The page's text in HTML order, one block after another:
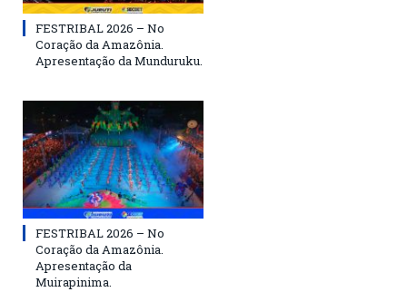
FESTRIBAL 2026 – No
Coração da Amazônia.
Apresentação da Munduruku.
FESTRIBAL 2026 – No
Coração da Amazônia.
Apresentação da
Muirapinima.